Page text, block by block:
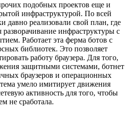
подобных проектов еще и
инфраструктурой. По всей
давно реализовали свой план, где
разворачивание инфраструктуры с
Работает эта ферма ботов с
библиотек. Это позволяет
работу браузера. Для того,
защитными системами, ботнет
браузеров и операционных
умело имитирует движения
активность для того, чтобы
не сработала.